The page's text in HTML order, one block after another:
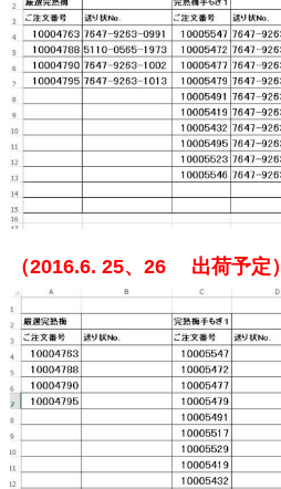
（2016.6. 25、26 出荷予定）